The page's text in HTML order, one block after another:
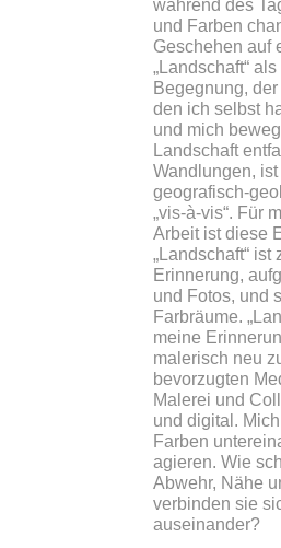
während des
und Farben
Geschehen auf
„Landschaft“
Begegnung,
den ich selbst
und mich
Landschaft
Wandlungen,
geografisch-
„vis-à-vis“. Für
Arbeit ist diese
„Landschaft“ ist
Erinnerung,
und Fotos, und
Farbräume.
meine
malerisch neu
bevorzugten
Malerei und
und digital.
Farben
agieren. Wie
Abwehr, Nähe
verbinden sie
auseinander?